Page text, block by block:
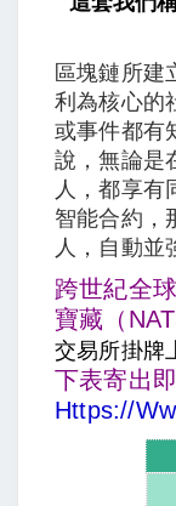
區塊鏈所建
利為核心的
或事件都有
說，無論是
人，都享有
智能合約，
人，自動並
跨世紀全
寶藏（
交易所掛牌
下表寄出
Https://